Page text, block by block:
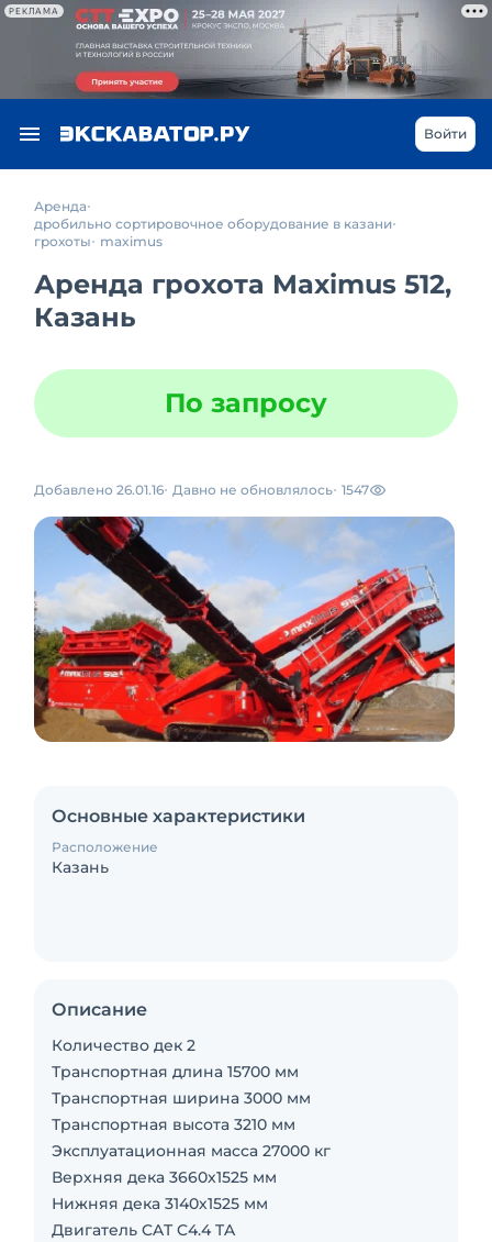
РЕКЛАМА
Войти
Аренда
дробильно сортировочное оборудование в казани
грохоты
maximus
Аренда грохота Maximus 512,
Казань
По запросу
Добавлено 26.01.16 Давно не обновлялось 1547
Основные характеристики
Расположение
Казань
Описание
Количество дек 2
Транспортная длина 15700 мм
Транспортная ширина 3000 мм
Транспортная высота 3210 мм
Эксплуатационная масса 27000 кг
Верхняя дека 3660х1525 мм
Нижняя дека 3140х1525 мм
Двигатель CAT C4.4 TA